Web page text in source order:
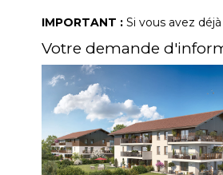
IMPORTANT : Si vous avez
Votre demande